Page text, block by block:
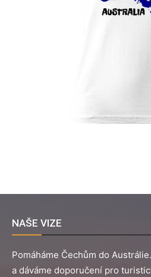
NAŠE VIZE
Pomáháme Čechům do
a dáváme doporučení pro